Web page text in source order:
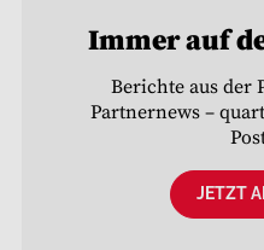
Immer auf
Berichte aus der
Partnernews –
JETZT